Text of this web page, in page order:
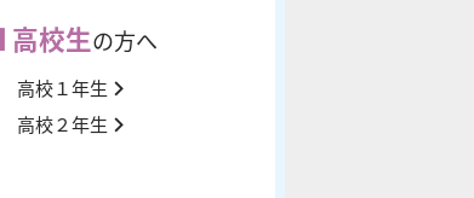
高校生の方へ
高校１年生
高校２年生